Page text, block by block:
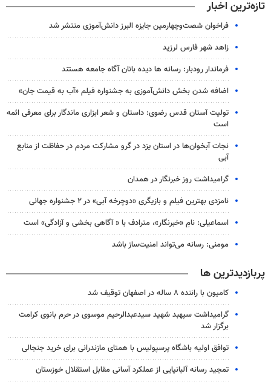
تازه‌ترین اخبار
فراخوان شصت‌وچهارمین جایزه البرز دانش‌آموزی منتشر شد
زاهد شهر فارس لرزید
فرماندار رودبار: رسانه ها دیده بانان آگاه جامعه هستند
اضافه شدن بخش دانش‌آموزی به جشنواره فیلم «آب به قیمت جان»
تولیت آستان قدس رضوی: داستان و شعر ابزاری ماندگار برای معرفی ائمه
است
نجات آبخوان‌ها در استان یزد در گرو مشارکت مردم در حفاظت از منابع
آبی
گرامیداشت روز خبرنگار در همدان
نامزدی بهترین فیلم و بازیگری «دوچرخه آبی» در ۲ جشنواره جهانی
اسماعیلی: نامِ «خبرنگار»، مترادف با « آگاهی بخشی و آزادگی» است
مومنی: رسانه می‌تواند امنیت‌ساز باشد
پربازدیدترین ها
کامیون با راننده ۸ ساله در اصفهان توقیف شد
گرامیداشت سپهبد شهید سیدعبدالرحیم موسوی در حرم بانوی کرامت
برگزار شد
توافق اولیه باشگاه پرسپولیس با همتای مازندرانی برای خرید جنجالی
تمجید رسانه آلبانیایی از عملکرد آسانی مقابل استقلال خوزستان